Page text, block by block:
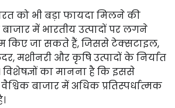
को भी बड़ा फायदा मिलने की
में भारतीय उत्पादों पर लगने
किए जा सकते हैं, जिससे टेक्सटाइल,
मशीनरी और कृषि उत्पादों के निर्यात
विशेषज्ञों का मानना है कि इससे
वैश्विक बाजार में अधिक प्रतिस्पर्धात्मक